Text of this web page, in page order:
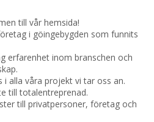
till vår hemsida!
i göingebygden som funnits
erfarenhet inom branschen och
alla våra projekt vi tar oss an.
till totalentreprenad.
till privatpersoner, företag och